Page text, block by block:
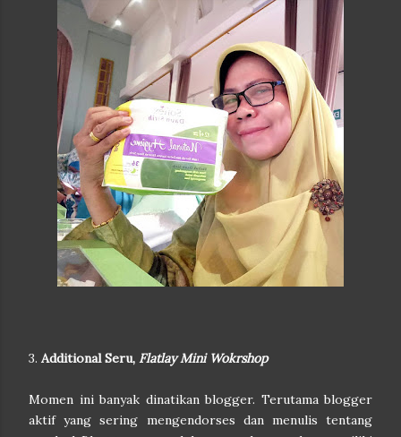
3. Additional Seru, Flatlay Mini Wokrshop
Momen ini banyak dinatikan blogger. Terutama blogger
aktif yang sering mengendorses dan menulis tentang